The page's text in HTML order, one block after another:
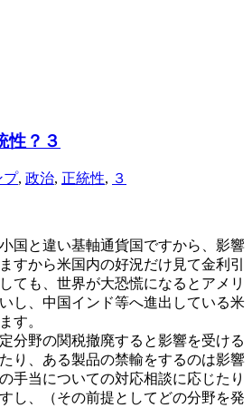
性？３
プ, 政治, 正統性, ３
国と違い基軸通貨国ですから、影響
すから米国内の好況だけ見て金利引
ても、世界が大恐慌になるとアメリ
し、中国インド等へ進出している米
す。
分野の関税撤廃すると影響を受ける
り、ある製品の禁輸をするのは影響
手当についての対応相談に応じたり
し、（その前提としてどの分野を発